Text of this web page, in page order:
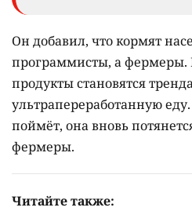
Он добавил, что кормят
программисты, а фермеры.
продукты становятся
ультрапереработанную
поймёт, она вновь
фермеры.
Читайте также: